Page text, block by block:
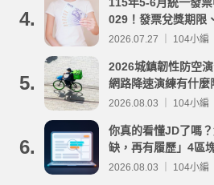
4.
029！發票兌獎期限
2026.07.27 ｜ 104小編
5.
2026城鎮韌性防空
網路降速演練有什麼
事項整理
2026.08.03 ｜ 104小編
6.
你真的看懂JD了嗎
缺，再有履歷」4區
2026.08.03 ｜ 104小編